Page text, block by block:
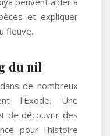
et expliquer
fleuve.
du nil
de nombreux
l'Exode. Une
de découvrir des
pour l'histoire